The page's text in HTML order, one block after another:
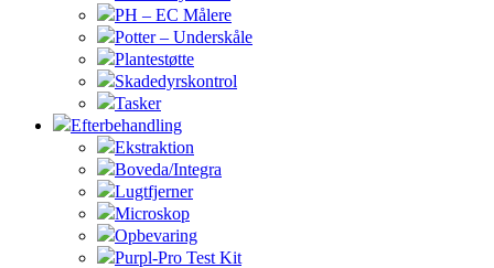
PH – EC Målere
Potter – Underskåle
Plantestøtte
Skadedyrskontrol
Tasker
Efterbehandling
Ekstraktion
Boveda/Integra
Lugtfjerner
Microskop
Opbevaring
Purpl-Pro Test Kit